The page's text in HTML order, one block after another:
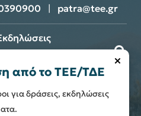
| patra@tee.gr
Επικοινωνία
ΔΕΤΥ/Ο.Λ.ΠΑ Α.Ε.
×
από το ΤΕΕ/ΤΔΕ
για δράσεις, εκδηλώσεις